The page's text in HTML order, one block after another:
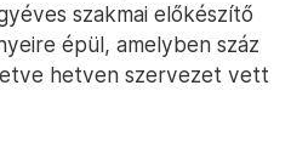
szakmai előkészítő
épül, amelyben száz
hetven szervezet vett